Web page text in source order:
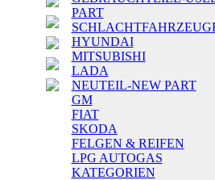
PART
HYUNDAI
MITSUBISHI
LADA
NEUTEIL-NEW PART
GM
FIAT
SKODA
FELGEN & REIFEN
LPG AUTOGAS
KATEGORIEN